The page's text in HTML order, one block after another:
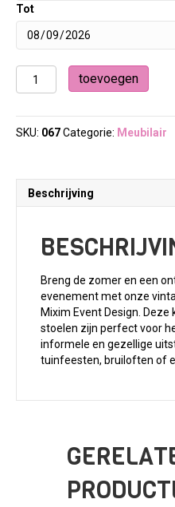
Tot
Vintage
strandstoel
toevoegen
SKU: 067Categorie: Meubilair
Beschrijving
Breng de zomer en een
evenement met onze
Mixim Event Design.
stoelen zijn perfect voor
informele en gezellige
tuinfeesten, bruiloften of